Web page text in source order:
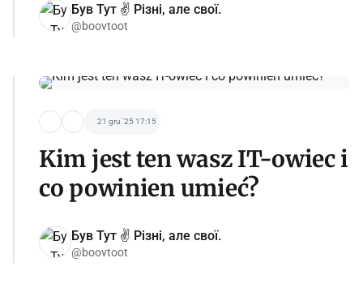
Був Тут ✌️ Різні, але свої.
@boovtoot
21 gru '25 17:15
Kim jest ten wasz IT-owiec i
co powinien umieć?
Був Тут ✌️ Різні, але свої.
@boovtoot